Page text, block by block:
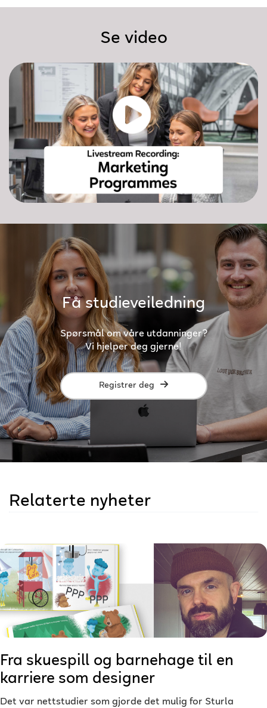
Se video
Få studieveiledning
Spørsmål om våre utdanninger?
Vi hjelper deg gjerne!
Registrer deg
Relaterte nyheter
Fra skuespill og barnehage til en
karriere som designer
Det var nettstudier som gjorde det mulig for Sturla